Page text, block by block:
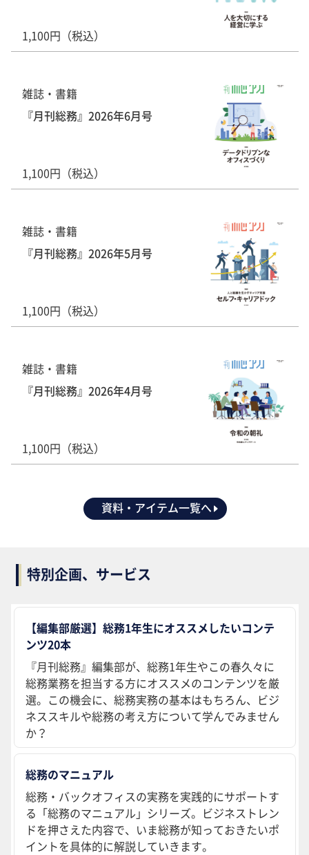
1,100円（税込）
雑誌・書籍
『月刊総務』2026年6月号
1,100円（税込）
雑誌・書籍
『月刊総務』2026年5月号
1,100円（税込）
雑誌・書籍
『月刊総務』2026年4月号
1,100円（税込）
資料・アイテム一覧へ
特別企画、サービス
【編集部厳選】総務1年生にオススメしたいコンテ
ンツ20本
『月刊総務』編集部が、総務1年生やこの春久々に
総務業務を担当する方にオススメのコンテンツを厳
選。この機会に、総務実務の基本はもちろん、ビジ
ネススキルや総務の考え方について学んでみません
か？
総務のマニュアル
総務・バックオフィスの実務を実践的にサポートす
る「総務のマニュアル」シリーズ。ビジネストレン
ドを押さえた内容で、いま総務が知っておきたいポ
イントを具体的に解説していきます。